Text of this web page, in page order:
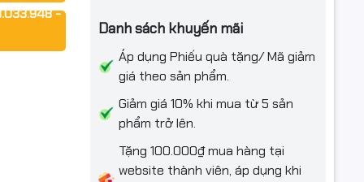
-
Danh sách khuyến mãi
Áp dụng Phiếu quà tặng/ Mã giảm
giá theo sản phẩm.
Giảm giá 10% khi mua từ 5 sản
phẩm trở lên.
Tặng 100.000₫ mua hàng tại
website thành viên, áp dụng khi